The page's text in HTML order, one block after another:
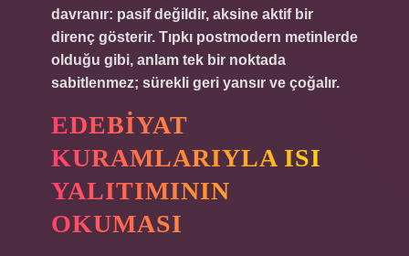
davranır: pasif değildir, aksine aktif bir
direnç gösterir. Tıpkı postmodern metinlerde
olduğu gibi, anlam tek bir noktada
sabitlenmez; sürekli geri yansır ve çoğalır.
EDEBIYAT
KURAMLARIYLA ISI
YALITIMININ
OKUMASI